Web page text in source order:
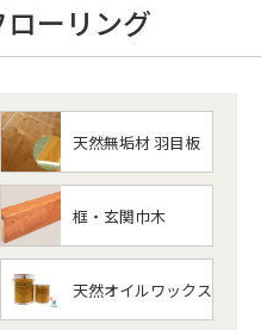
ーリング
天然無垢材 羽目板
框・玄関巾木
天然オイルワックス